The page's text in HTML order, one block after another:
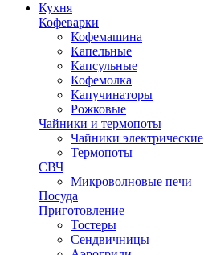
Кухня
Кофеварки
Кофемашина
Капельные
Капсульные
Кофемолка
Капучинаторы
Рожковые
Чайники и термопоты
Чайники электрические
Термопоты
СВЧ
Микроволновые печи
Посуда
Приготовление
Тостеры
Сендвичницы